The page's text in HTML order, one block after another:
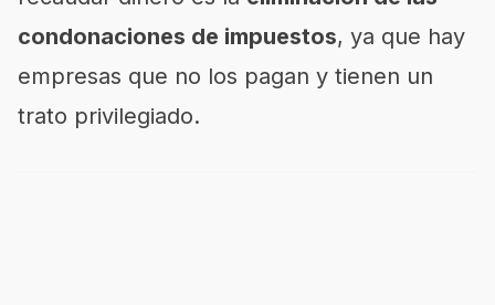
condonaciones de impuestos, ya que hay
empresas que no los pagan y tienen un
trato privilegiado.